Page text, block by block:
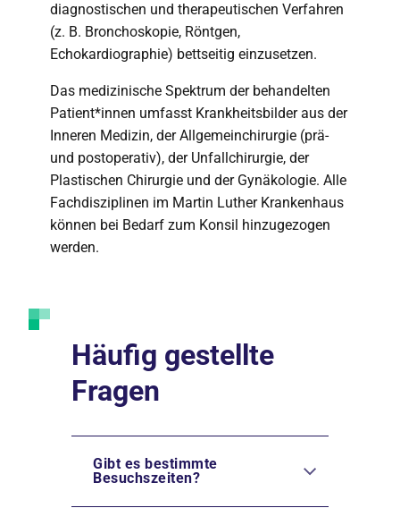
diagnostischen und therapeutischen Verfahren
(z. B. Bronchoskopie, Röntgen,
Echokardiographie) bettseitig einzusetzen.
Das medizinische Spektrum der behandelten
Patient*innen umfasst Krankheitsbilder aus der
Inneren Medizin, der Allgemeinchirurgie (prä-
und postoperativ), der Unfallchirurgie, der
Plastischen Chirurgie und der Gynäkologie. Alle
Fachdisziplinen im Martin Luther Krankenhaus
können bei Bedarf zum Konsil hinzugezogen
werden.
Häufig gestellte
Fragen
Gibt es bestimmte
Besuchszeiten?